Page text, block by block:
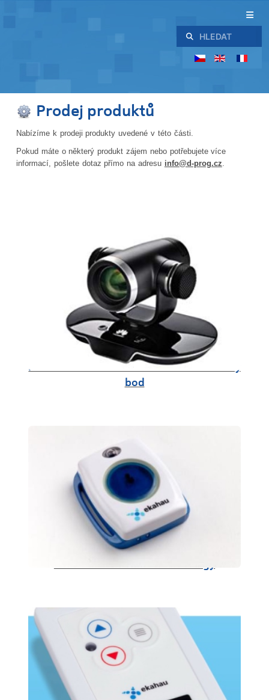
Hledat
Prodej produktů
Nabízíme k prodeji produkty uvedené v této části.
Pokud máte o některý produkt zájem nebo potřebujete více
informací, pošlete dotaz přímo na adresu info@d-prog.cz.
Huawei TE30 - videokonferenční koncový
bod
Ekahau osobní náramkové tagy